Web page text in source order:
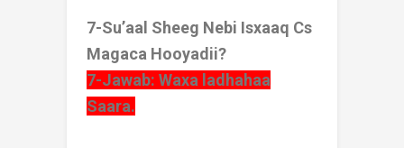
7-Su’aal Sheeg Nebi Isxaaq Cs
Magaca Hooyadii?
7-Jawab: Waxa ladhahaa
Saara.